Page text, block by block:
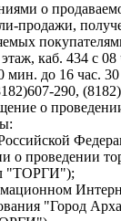
о
продажи,
каб. 434 с 08
мин. до 16 час.
290,
о
о проведении
"ТОРГИ");
"Город